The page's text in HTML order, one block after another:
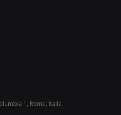
1, Roma, Italia